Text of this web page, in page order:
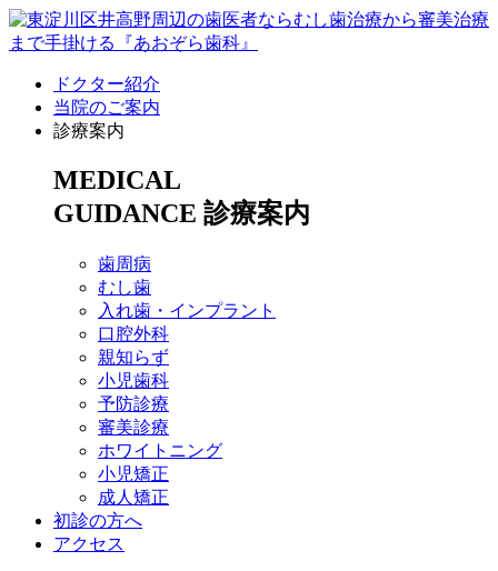
ドクター紹介
当院のご案内
診療案内
MEDICAL
GUIDANCE 診療案内
歯周病
むし歯
入れ歯・インプラント
口腔外科
親知らず
小児歯科
予防診療
審美診療
ホワイトニング
小児矯正
成人矯正
初診の方へ
アクセス